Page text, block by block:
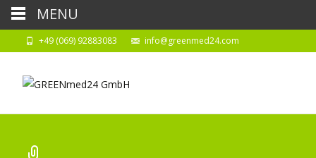
+49 (069) 92883083 info@greenmed24.com
MENU